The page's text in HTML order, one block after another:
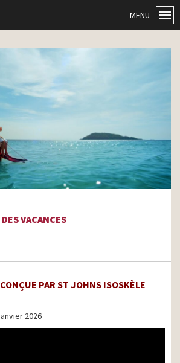
MENU
VACANCES
PAR ST JOHNS ISOSKÈLE
2026